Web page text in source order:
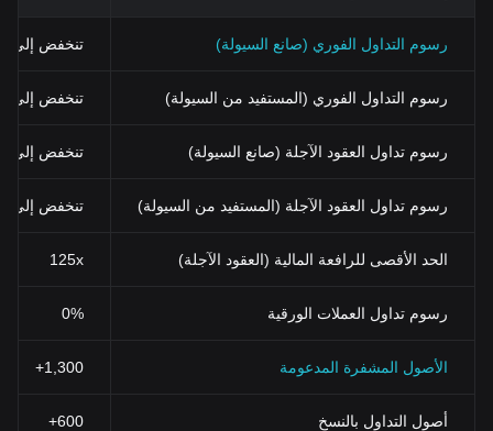
رسوم التداول الفوري (صانع السيولة) تنخفض إلى 0%
رسوم التداول الفوري (المستفيد من السيولة) تنخفض إلى 0.03% (0.024% باستخدام BGB)
رسوم تداول العقود الآجلة (صانع السيولة) تنخفض إلى 0%
رسوم تداول العقود الآجلة (المستفيد من السيولة) تنخفض إلى 0.02%
الحد الأقصى للرافعة المالية (العقود الآجلة) 125x
رسوم تداول العملات الورقية 0%
الأصول المشفرة المدعومة 1,300+
أصول التداول بالنسخ 600+